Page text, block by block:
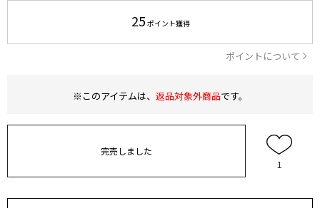
25 ポイント獲得
ポイントについて
※このアイテムは、 返品対象外商品です。
完売しました
1